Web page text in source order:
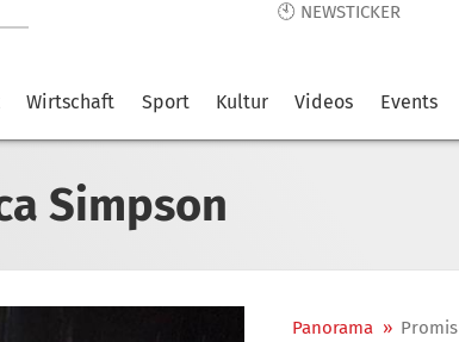
🕙 NEWSTICKER
Wirtschaft Sport Kultur Videos Events
Simpson
Panorama » Promis